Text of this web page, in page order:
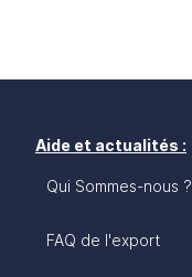
Aide et actualités :
Qui Sommes-nous ?
FAQ de l'export